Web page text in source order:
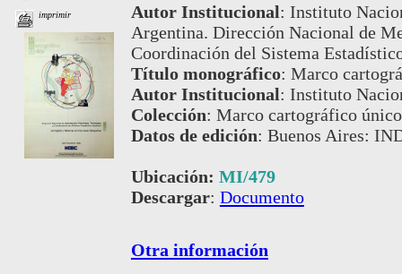
imprimir Autor Institucional: Instituto
Argentina. Dirección Nacional de
Coordinación del Sistema
Título monográfico: Marco
Autor Institucional: Instituto
Colección: Marco cartográfico
Datos de edición: Buenos Aires:
Ubicación: MI/479
Descargar: Documento
Otra información